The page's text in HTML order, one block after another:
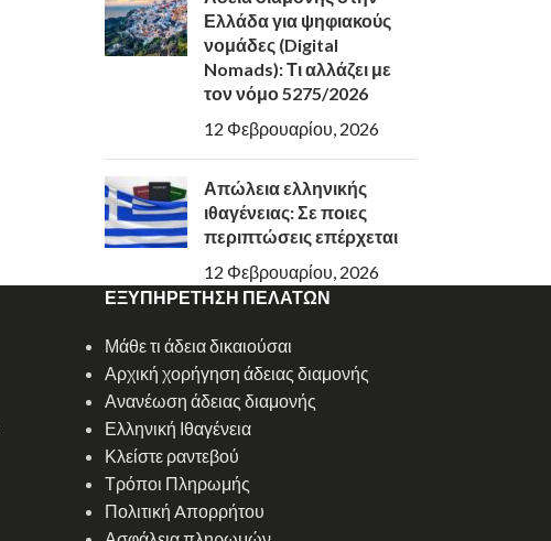
Ελλάδα για ψηφιακούς
νομάδες (Digital
Nomads): Τι αλλάζει με
τον νόμο 5275/2026
12 Φεβρουαρίου, 2026
Απώλεια ελληνικής
ιθαγένειας: Σε ποιες
περιπτώσεις επέρχεται
12 Φεβρουαρίου, 2026
ΕΞΥΠΗΡΕΤΗΣΗ ΠΕΛΑΤΩΝ
Μάθε τι άδεια δικαιούσαι
Αρχική χορήγηση άδειας διαμονής
Ανανέωση άδειας διαμονής
Ελληνική Ιθαγένεια
Κλείστε ραντεβού
Τρόποι Πληρωμής
Πολιτική Aπορρήτου